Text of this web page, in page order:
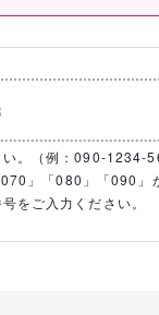
。（例：090-1234-
」「080」「090」
をご入力ください。